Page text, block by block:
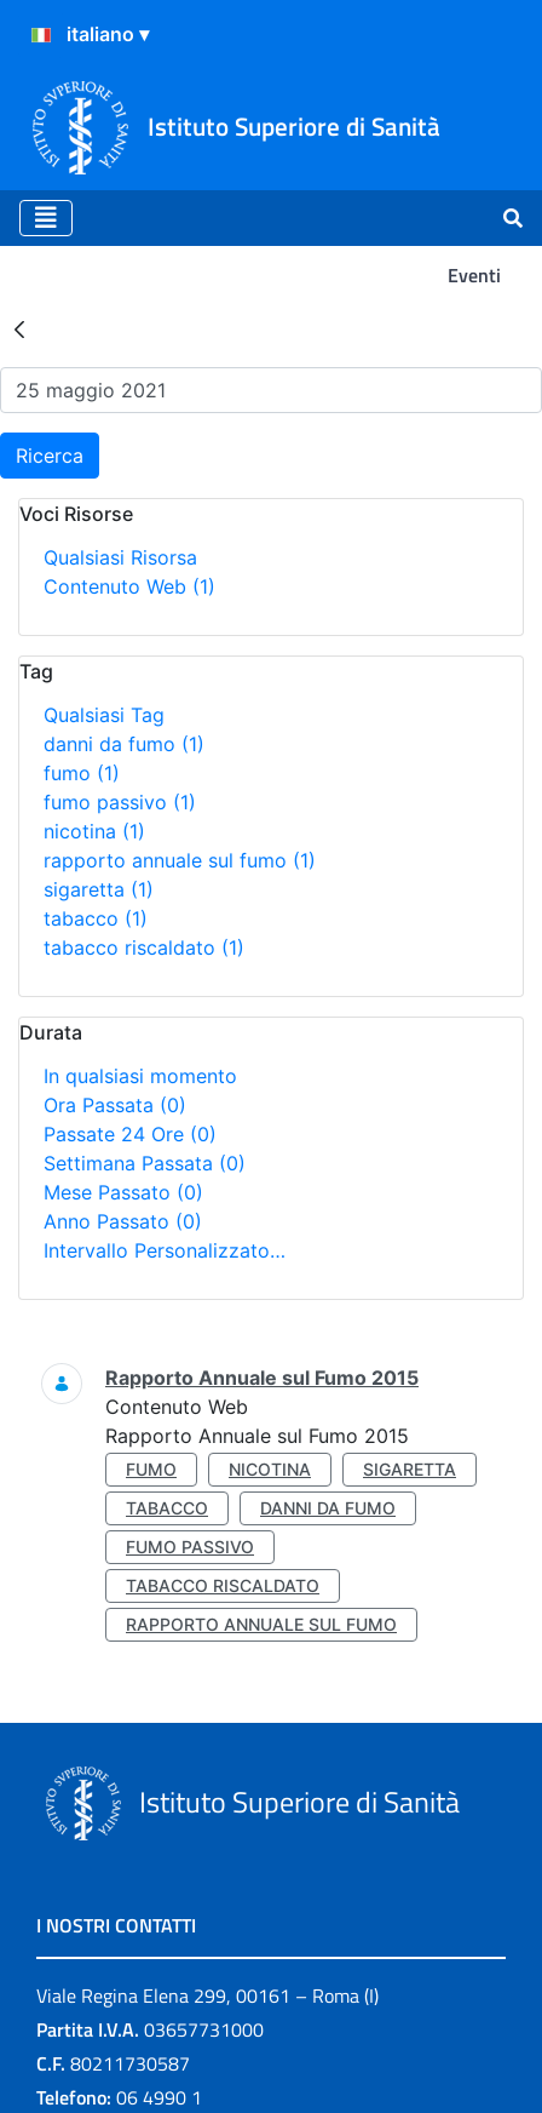
Istituto Superiore di Sanità
Eventi
Risultati della Ricerca -
Ricerca
Voci Risorse
Qualsiasi Risorsa
Contenuto Web (1)
Tag
Qualsiasi Tag
danni da fumo (1)
fumo (1)
fumo passivo (1)
nicotina (1)
rapporto annuale sul fumo (1)
sigaretta (1)
tabacco (1)
tabacco riscaldato (1)
Durata
In qualsiasi momento
Ora Passata (0)
Passate 24 Ore (0)
Settimana Passata (0)
Mese Passato (0)
Anno Passato (0)
Intervallo Personalizzato…
Ricerca
Rapporto Annuale sul Fumo 2015
Contenuto Web
Rapporto Annuale sul Fumo 2015
FUMO NICOTINA
SIGARETTA
TABACCO
DANNI DA FUMO
FUMO PASSIVO
TABACCO RISCALDATO
RAPPORTO ANNUALE SUL FUMO
Istituto Superiore di Sanità
I NOSTRI CONTATTI
Viale Regina Elena 299, 00161 – Roma (I)
Partita I.V.A. 03657731000
C.F. 80211730587
Telefono: 06 4990 1